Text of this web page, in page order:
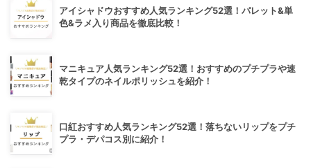
アイシャドウおすすめ人気ランキング52選！パレット&単
色&ラメ入り商品を徹底比較！
マニキュア人気ランキング52選！おすすめのプチプラや速
乾タイプのネイルポリッシュを紹介！
口紅おすすめ人気ランキング52選！落ちないリップをプチ
プラ・デパコス別に紹介！